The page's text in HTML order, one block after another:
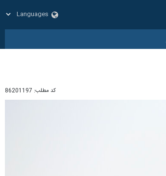
کد مطلب: 86201197